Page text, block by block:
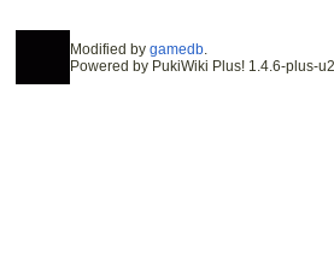
Modified bygamedb.
Powered by PukiWiki Plus! 1.4.6-plus-